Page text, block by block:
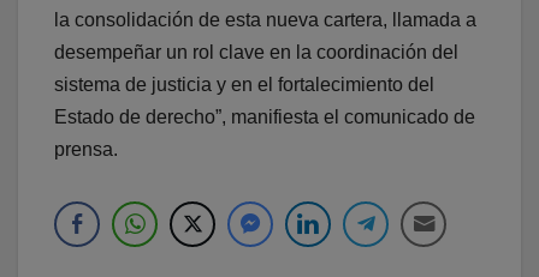
la consolidación de esta nueva cartera, llamada a
desempeñar un rol clave en la coordinación del
sistema de justicia y en el fortalecimiento del
Estado de derecho”, manifiesta el comunicado de
prensa.